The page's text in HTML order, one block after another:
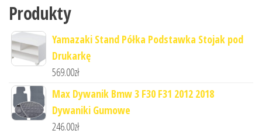
Produkty
Yamazaki Stand Półka Podstawka Stojak pod
Drukarkę
569.00zł
Max Dywanik Bmw 3 F30 F31 2012 2018
Dywaniki Gumowe
246.00zł